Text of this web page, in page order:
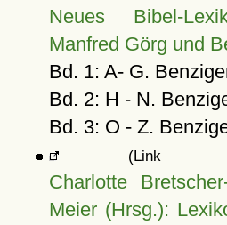
Neues Bibel-
Manfred Görg und
Bd. 1: A- G.
Bd. 2: H - N.
Bd. 3: O - Z.
(Link
Charlotte
Meier (Hrsg.):